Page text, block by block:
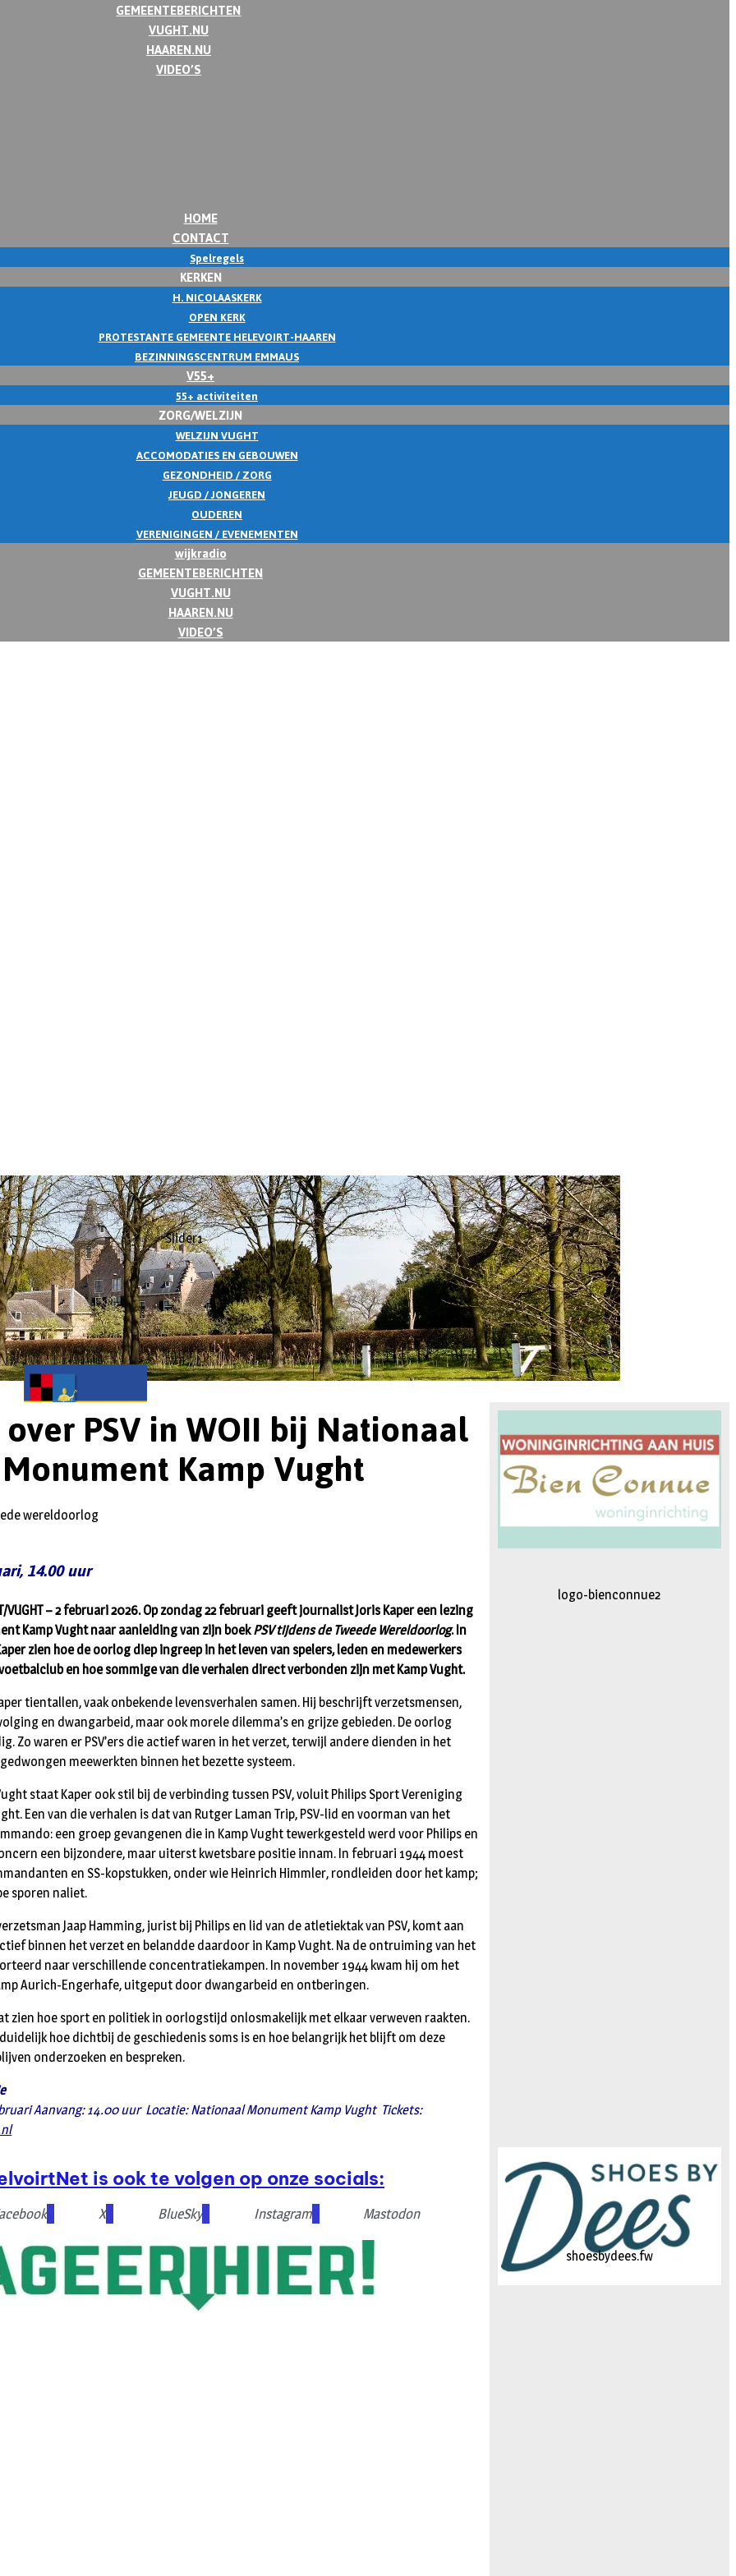
GEMEENTEBERICHTEN
VUGHT.NU
HAAREN.NU
VIDEO’S
HOME
CONTACT
Spelregels
KERKEN
H. NICOLAASKERK
OPEN KERK
PROTESTANTE GEMEENTE HELEVOIRT-HAAREN
BEZINNINGSCENTRUM EMMAUS
V55+
55+ activiteiten
ZORG/WELZIJN
WELZIJN VUGHT
ACCOMODATIES EN GEBOUWEN
GEZONDHEID / ZORG
JEUGD / JONGEREN
OUDEREN
VERENIGINGEN / EVENEMENTEN
wijkradio
GEMEENTEBERICHTEN
VUGHT.NU
HAAREN.NU
VIDEO’S
Slider1
PSV in WOII bij Nationaal
Monument Kamp Vught
14.00 uur
VUGHT – 2 februari 2026. Op zondag 22 februari geeft journalist Joris Kaper een lezing
Kamp Vught naar aanleiding van zijn boekPSV tijdens de Tweede Wereldoorlog. In
zien hoe de oorlog diep ingreep in het leven van spelers, leden en medewerkers
en hoe sommige van die verhalen direct verbonden zijn met Kamp Vught.
tientallen, vaak onbekende levensverhalen samen. Hij beschrijft verzetsmensen,
en dwangarbeid, maar ook morele dilemma’s en grijze gebieden. De oorlog
Zo waren er PSV’ers die actief waren in het verzet, terwijl andere dienden in het
meewerkten binnen het bezette systeem.
staat Kaper ook stil bij de verbinding tussen PSV, voluit Philips Sport Vereniging
Een van die verhalen is dat van Rutger Laman Trip, PSV-lid en voorman van het
een groep gevangenen die in Kamp Vught tewerkgesteld werd voor Philips en
een bijzondere, maar uiterst kwetsbare positie innam. In februari 1944 moest
en SS-kopstukken, onder wie Heinrich Himmler, rondleiden door het kamp;
sporen naliet.
Jaap Hamming, jurist bij Philips en lid van de atletiektak van PSV, komt aan
binnen het verzet en belandde daardoor in Kamp Vught. Na de ontruiming van het
naar verschillende concentratiekampen. In november 1944 kwam hij om het
Aurich-Engerhafe, uitgeput door dwangarbeid en ontberingen.
zien hoe sport en politiek in oorlogstijd onlosmakelijk met elkaar verweven raakten.
hoe dichtbij de geschiedenis soms is en hoe belangrijk het blijft om deze
onderzoeken en bespreken.
Aanvang: 14.00 uur Locatie: Nationaal Monument Kamp Vught Tickets:
is ook te volgen op onze socials:
X BlueSky Instagram Mastodon
logo-movimiento.fw
shoesbydees.fw
logo-studiebegeleidinghelvoirt